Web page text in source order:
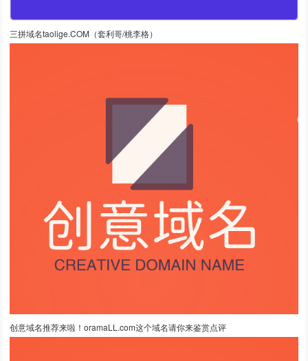
三拼域名taolige.COM（套利哥/桃李格）
创意域名推荐来啦！oramaLL.com这个域名请你来鉴赏点评